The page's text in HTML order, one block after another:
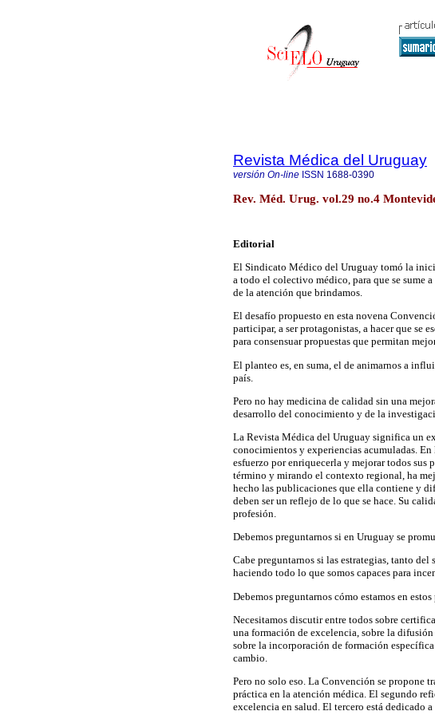
Revista Médica del Uruguay
versión On-line ISSN 1688-0390
Rev. Méd. Urug. vol.29 no.4
Editorial
El Sindicato Médico del Uruguay tomó la
a todo el colectivo médico, para que se sume
de la atención que brindamos.
El desafío propuesto en esta novena
participar, a ser protagonistas, a hacer que se
para consensuar propuestas que permitan
El planteo es, en suma, el de animarnos a
país.
Pero no hay medicina de calidad sin una
desarrollo del conocimiento y de la
La Revista Médica del Uruguay significa un
conocimientos y experiencias acumuladas.
esfuerzo por enriquecerla y mejorar todos sus
término y mirando el contexto regional, ha
hecho las publicaciones que ella contiene y
deben ser un reflejo de lo que se hace. Su
profesión.
Debemos preguntarnos si en Uruguay se
Cabe preguntarnos si las estrategias, tanto
haciendo todo lo que somos capaces para
Debemos preguntarnos cómo estamos en
Necesitamos discutir entre todos sobre
una formación de excelencia, sobre la
sobre la incorporación de formación
cambio.
Pero no solo eso. La Convención se propone
práctica en la atención médica. El segundo
excelencia en salud. El tercero está dedicado